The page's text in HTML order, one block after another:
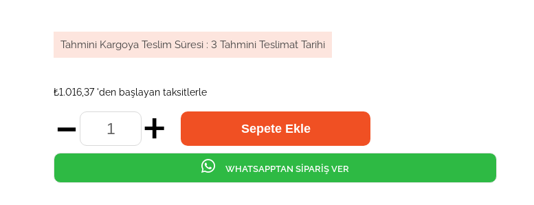
Tahmini Kargoya Teslim Süresi : 3 Tahmini Teslimat Tarihi
₺1.016,37 'den başlayan taksitlerle
WHATSAPPTAN SİPARİŞ VER